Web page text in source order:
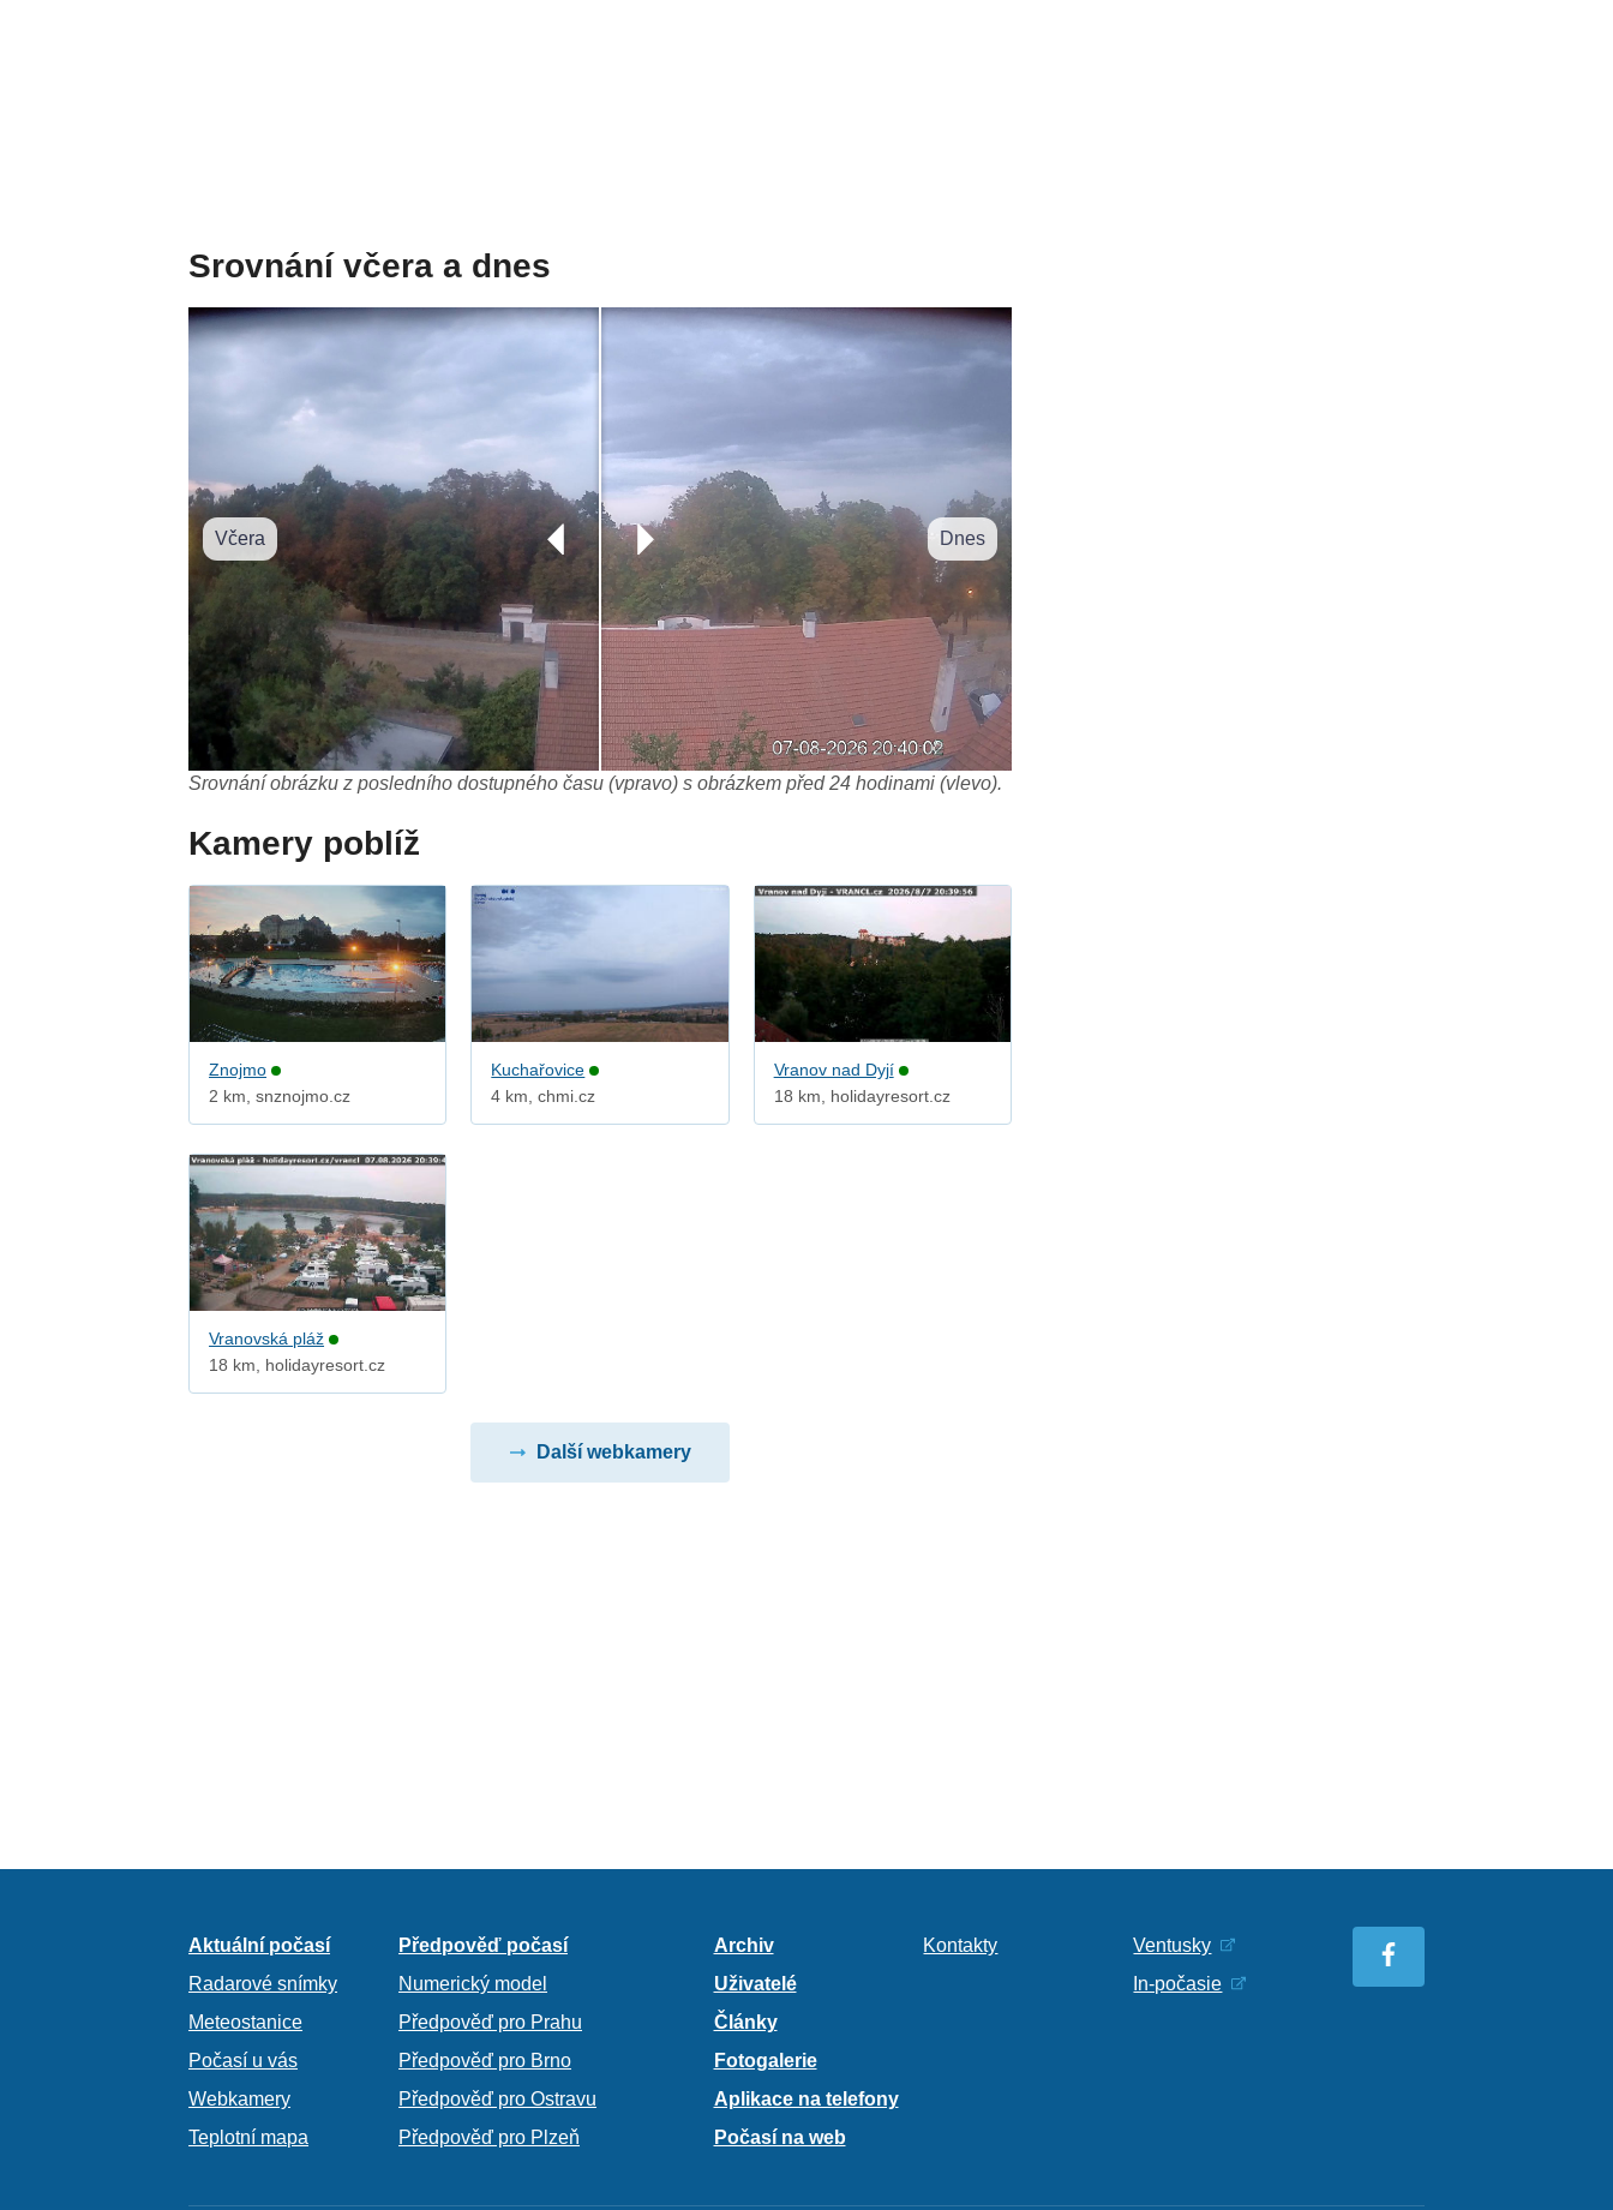
Srovnání včera a dnes
Včera Dnes
Srovnání obrázku z posledního dostupného času (vpravo) s obrázkem před 24 hodinami (vlevo).
Kamery poblíž
Znojmo
2 km, snznojmo.cz
Kuchařovice
4 km, chmi.cz
Vranov nad Dyjí
18 km, holidayresort.cz
Vranovská pláž
18 km, holidayresort.cz
Další webkamery
Aktuální počasí
Radarové snímky
Meteostanice
Počasí u vás
Webkamery
Teplotní mapa
Předpověď počasí
Numerický model
Předpověď pro Prahu
Předpověď pro Brno
Předpověď pro Ostravu
Předpověď pro Plzeň
Archiv
Uživatelé
Články
Fotogalerie
Aplikace na telefony
Počasí na web
Kontakty
Ventusky
In-počasie